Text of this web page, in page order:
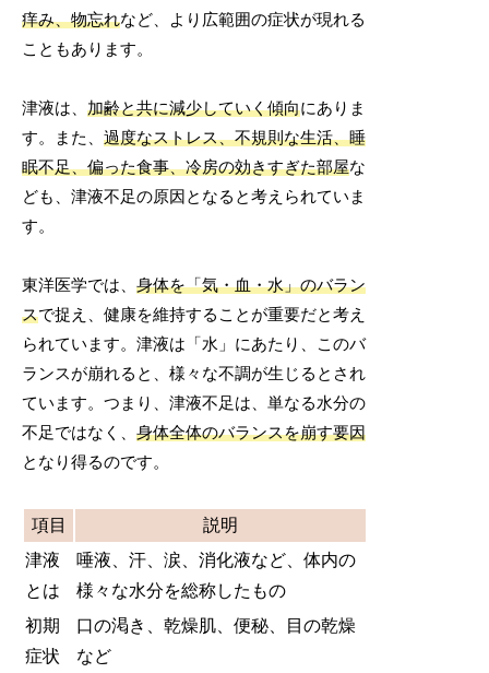
痒み、物忘れなど、より広範囲の症状が現れる
こともあります。
津液は、加齢と共に減少していく傾向にありま
す。また、過度なストレス、不規則な生活、睡
眠不足、偏った食事、冷房の効きすぎた部屋な
ども、津液不足の原因となると考えられていま
す。
東洋医学では、身体を「気・血・水」のバラン
スで捉え、健康を維持することが重要だと考え
られています。津液は「水」にあたり、このバ
ランスが崩れると、様々な不調が生じるとされ
ています。つまり、津液不足は、単なる水分の
不足ではなく、身体全体のバランスを崩す要因
となり得るのです。
項目
説明
津液
とは
唾液、汗、涙、消化液など、体内の
様々な水分を総称したもの
初期
症状
口の渇き、乾燥肌、便秘、目の乾燥
など